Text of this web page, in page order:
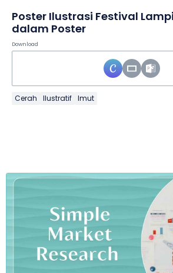
Poster Ilustrasi Festival
dalam Poster
Download
Cerah Ilustratif Imut